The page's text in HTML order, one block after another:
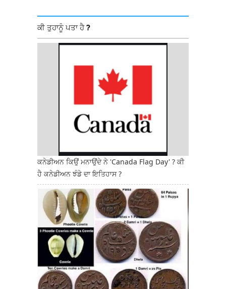
ਕੀ ਤੁਹਾਨੂੰ ਪਤਾ ਹੈ ?
ਕਨੇਡੀਅਨ ਕਿਉਂ ਮਨਾਉਂਦੇ ਨੇ 'Canada Flag Day' ? ਕੀ
ਹੈ ਕਨੇਡੀਅਨ ਝੰਡੇ ਦਾ ਇਤਿਹਾਸ ?